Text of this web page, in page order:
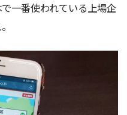
一番使われている上場企